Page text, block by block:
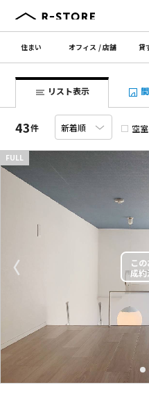
住まい オフィス /店舗 貸
リスト表示
43件 空
〈
FULL